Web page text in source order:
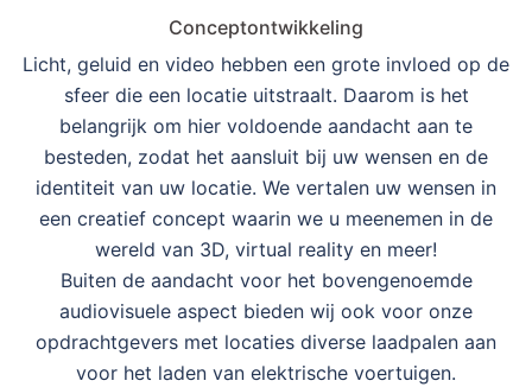
Conceptontwikkeling
Licht, geluid en video hebben een grote invloed op de
sfeer die een locatie uitstraalt. Daarom is het
belangrijk om hier voldoende aandacht aan te
besteden, zodat het aansluit bij uw wensen en de
identiteit van uw locatie. We vertalen uw wensen in
een creatief concept waarin we u meenemen in de
wereld van 3D, virtual reality en meer!
Buiten de aandacht voor het bovengenoemde
audiovisuele aspect bieden wij ook voor onze
opdrachtgevers met locaties diverse laadpalen aan
voor het laden van elektrische voertuigen.